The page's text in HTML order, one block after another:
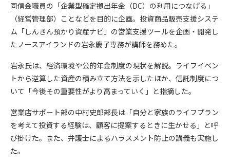
同信金職員の「企業型確定拠出年金（DC）の利用につなげる」
（経営管理部）ことなどを目的に企画。投資商品販売支援システ
ム「しんきん預かり資産ナビ」の営業支援ツールを企画・開発し
たノースアイランドの岩永慶子専務が講師を務めた。
岩永氏は、経済環境や公的年金制度の現状を解説。ライフイベン
トから逆算した資産の積み立て方法を示したほか、信託制度につ
いて「今後その重要性がより高まっていく」と指摘した。
営業店サポート部の中村史郎部長は「自分と家族のライフプラン
を考えて投資する経験は、顧客に提案するときに生かせる」と呼
び掛けた。また、弁護士によるハラスメント防止の講義も実施し
た。